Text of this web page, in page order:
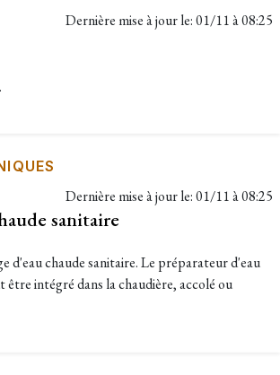
Dernière mise à jour le:01/11 à 08:25
Dernière mise à jour le:01/11 à 08:25
sanitaire
d'eau chaude sanitaire. Le préparateur d'eau
être intégré dans la chaudière, accolé ou